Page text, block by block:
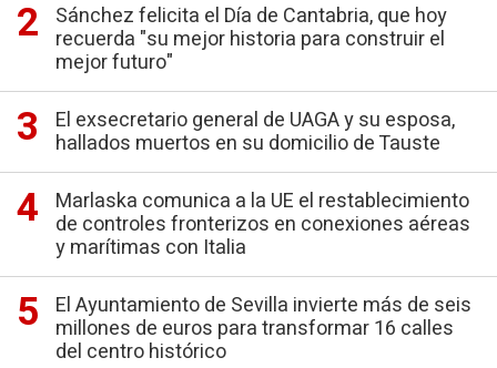
Sánchez felicita el Día de Cantabria, que hoy
recuerda "su mejor historia para construir el
mejor futuro"
El exsecretario general de UAGA y su esposa,
hallados muertos en su domicilio de Tauste
Marlaska comunica a la UE el restablecimiento
de controles fronterizos en conexiones aéreas
y marítimas con Italia
El Ayuntamiento de Sevilla invierte más de seis
millones de euros para transformar 16 calles
del centro histórico